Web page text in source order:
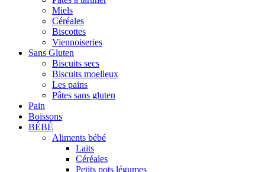
Miels
Céréales
Biscottes
Viennoiseries
Sans Gluten
Biscuits secs
Biscuits moelleux
Les pains
Pâtes sans gluten
Pain
Boissons
BÉBÉ
Aliments bébé
Laits
Céréales
Petits pots légumes